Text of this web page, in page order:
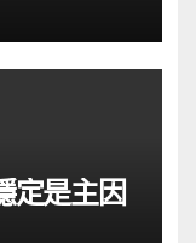
定是主因